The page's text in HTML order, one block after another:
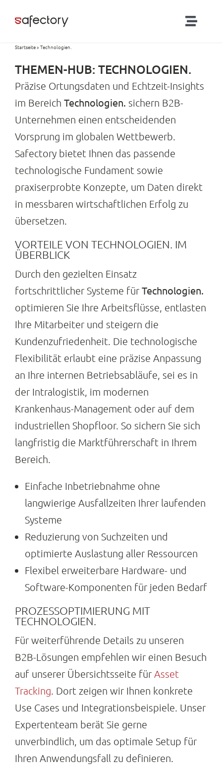
Inhalt
Produkte
RTLS-Blog
Suche
nach:
Startseite» Technologien.
THEMEN-HUB: TECHNOLOGIEN.
Präzise Ortungsdaten und Echtzeit-Insights
im Bereich Technologien. sichern B2B-
Unternehmen einen entscheidenden
Vorsprung im globalen Wettbewerb.
Safectory bietet Ihnen das passende
technologische Fundament sowie
praxiserprobte Konzepte, um Daten direkt
in messbaren wirtschaftlichen Erfolg zu
übersetzen.
VORTEILE VON TECHNOLOGIEN. IM
ÜBERBLICK
Durch den gezielten Einsatz
fortschrittlicher Systeme für Technologien.
optimieren Sie Ihre Arbeitsflüsse, entlasten
Ihre Mitarbeiter und steigern die
Kundenzufriedenheit. Die technologische
Flexibilität erlaubt eine präzise Anpassung
an Ihre internen Betriebsabläufe, sei es in
der Intralogistik, im modernen
Krankenhaus-Management oder auf dem
industriellen Shopfloor. So sichern Sie sich
langfristig die Marktführerschaft in Ihrem
Bereich.
Einfache Inbetriebnahme ohne
langwierige Ausfallzeiten Ihrer laufenden
Systeme
Reduzierung von Suchzeiten und
optimierte Auslastung aller Ressourcen
Flexibel erweiterbare Hardware- und
Software-Komponenten für jeden Bedarf
PROZESSOPTIMIERUNG MIT
TECHNOLOGIEN.
Für weiterführende Details zu unseren
B2B-Lösungen empfehlen wir einen Besuch
auf unserer Übersichtsseite für Asset
Tracking. Dort zeigen wir Ihnen konkrete
Use Cases und Integrationsbeispiele. Unser
Expertenteam berät Sie gerne
unverbindlich, um das optimale Setup für
Ihren Anwendungsfall zu definieren.